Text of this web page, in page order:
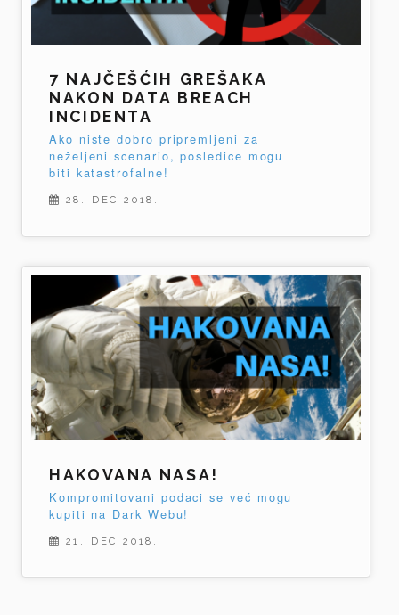
7 NAJČEŠĆIH GREŠAKA
NAKON DATA BREACH
INCIDENTA
Ako niste dobro pripremljeni za
neželjeni scenario, posledice mogu
biti katastrofalne!
28. DEC 2018.
HAKOVANA NASA!
Kompromitovani podaci se već mogu
kupiti na Dark Webu!
21. DEC 2018.